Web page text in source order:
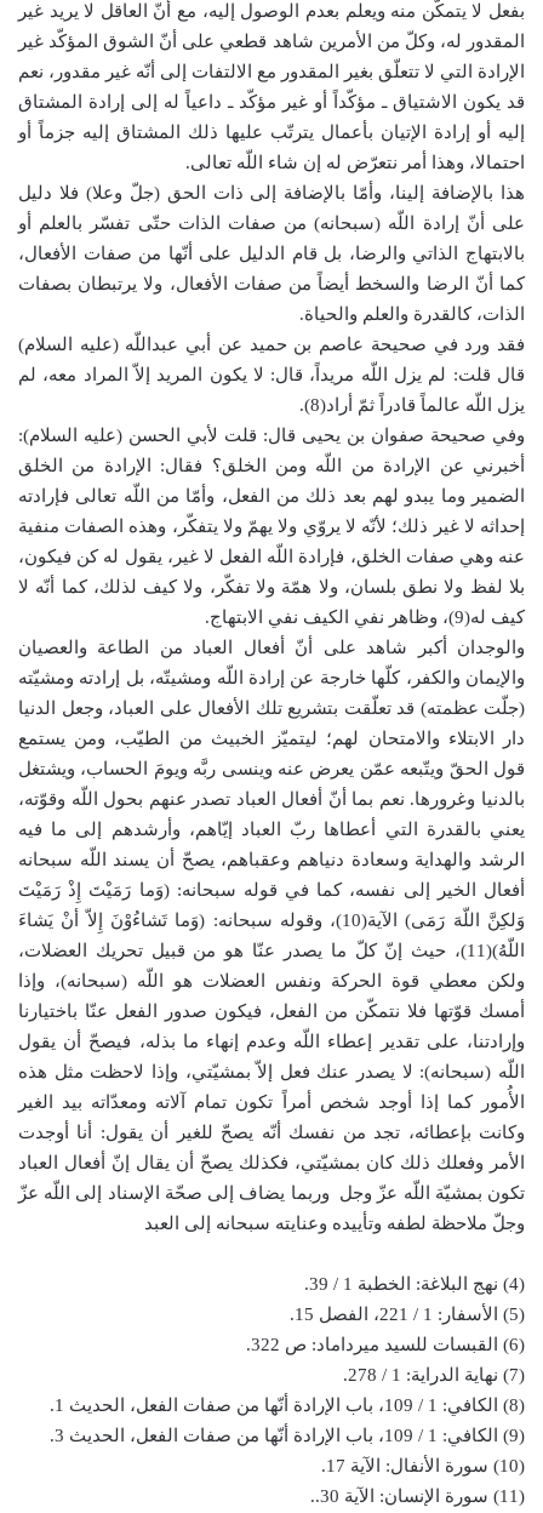
بفعل لا يتمكّن منه ويعلم بعدم الوصول إليه، مع أنّ العاقل لا يريد غير
المقدور له، وكلّ من الأمرين شاهد قطعي على أنّ الشوق المؤكّد غير
الإرادة التي لا تتعلّق بغير المقدور مع الالتفات إلى أنّه غير مقدور، نعم
قد يكون الاشتياق ـ مؤكّداً أو غير مؤكّد ـ داعياً له إلى إرادة المشتاق
إليه أو إرادة الإتيان بأعمال يترتّب عليها ذلك المشتاق إليه جزماً أو
احتمالا، وهذا أمر نتعرّض له إن شاء اللّه تعالى.
هذا بالإضافة إلينا، وأمّا بالإضافة إلى ذات الحق (جلّ وعلا) فلا دليل
على أنّ إرادة اللّه (سبحانه) من صفات الذات حتّى تفسّر بالعلم أو
بالابتهاج الذاتي والرضا، بل قام الدليل على أنّها من صفات الأفعال،
كما أنّ الرضا والسخط أيضاً من صفات الأفعال، ولا يرتبطان بصفات
الذات، كالقدرة والعلم والحياة.
فقد ورد في صحيحة عاصم بن حميد عن أبي عبداللّه (عليه السلام)
قال قلت: لم يزل اللّه مريداً، قال: لا يكون المريد إلاّ المراد معه، لم
يزل اللّه عالماً قادراً ثمّ أراد(8).
وفي صحيحة صفوان بن يحيى قال: قلت لأبي الحسن (عليه السلام):
أخبرني عن الإرادة من اللّه ومن الخلق؟ فقال: الإرادة من الخلق
الضمير وما يبدو لهم بعد ذلك من الفعل، وأمّا من اللّه تعالى فإرادته
إحداثه لا غير ذلك؛ لأنّه لا يروّي ولا يهمّ ولا يتفكّر، وهذه الصفات منفية
عنه وهي صفات الخلق، فإرادة اللّه الفعل لا غير، يقول له كن فيكون،
بلا لفظ ولا نطق بلسان، ولا همّة ولا تفكّر، ولا كيف لذلك، كما أنّه لا
كيف له(9)، وظاهر نفي الكيف نفي الابتهاج.
والوجدان أكبر شاهد على أنّ أفعال العباد من الطاعة والعصيان
والإيمان والكفر، كلّها خارجة عن إرادة اللّه ومشيتّه، بل إرادته ومشيّته
(جلّت عظمته) قد تعلّقت بتشريع تلك الأفعال على العباد، وجعل الدنيا
دار الابتلاء والامتحان لهم؛ ليتميّز الخبيث من الطيّب، ومن يستمع
قول الحقّ ويتّبعه عمّن يعرض عنه وينسى ربَّه ويومَ الحساب، ويشتغل
بالدنيا وغرورها. نعم بما أنّ أفعال العباد تصدر عنهم بحول اللّه وقوّته،
يعني بالقدرة التي أعطاها ربّ العباد إيّاهم، وأرشدهم إلى ما فيه
الرشد والهداية وسعادة دنياهم وعقباهم، يصحّ أن يسند اللّه سبحانه
أفعال الخير إلى نفسه، كما في قوله سبحانه: (وَما رَمَيْتَ إِذْ رَمَيْتَ
وَلكِنَّ اللّهَ رَمَى) الآية(10)، وقوله سبحانه: (وَما تَشاءُوْنَ إِلاّ أنْ يَشاءَ
اللّهُ)(11)، حيث إنّ كلّ ما يصدر عنّا هو من قبيل تحريك العضلات،
ولكن معطي قوة الحركة ونفس العضلات هو اللّه (سبحانه)، وإذا
أمسك قوّتها فلا نتمكّن من الفعل، فيكون صدور الفعل عنّا باختيارنا
وإرادتنا، على تقدير إعطاء اللّه وعدم إنهاء ما بذله، فيصحّ أن يقول
اللّه (سبحانه): لا يصدر عنك فعل إلاّ بمشيّتي، وإذا لاحظت مثل هذه
الأُمور كما إذا أوجد شخص أمراً تكون تمام آلاته ومعدّاته بيد الغير
وكانت بإعطائه، تجد من نفسك أنّه يصحّ للغير أن يقول: أنا أوجدت
الأمر وفعلك ذلك كان بمشيّتي، فكذلك يصحّ أن يقال إنّ أفعال العباد
تكون بمشيّة اللّه عزّ وجل وربما يضاف إلى صحّة الإسناد إلى اللّه عزّ
وجلّ ملاحظة لطفه وتأييده وعنايته سبحانه إلى العبد
(4) نهج البلاغة: الخطبة 1 / 39.
(5) الأسفار: 1 / 221، الفصل 15.
(6) القبسات للسيد ميرداماد: ص 322.
(7) نهاية الدراية: 1 / 278.
(8) الكافي: 1 / 109، باب الإرادة أنّها من صفات الفعل، الحديث 1.
(9) الكافي: 1 / 109، باب الإرادة أنّها من صفات الفعل، الحديث 3.
(10) سورة الأنفال: الآية 17.
(11) سورة الإنسان: الآية 30..